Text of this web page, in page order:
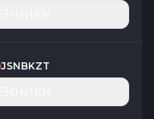
JSNBKZT